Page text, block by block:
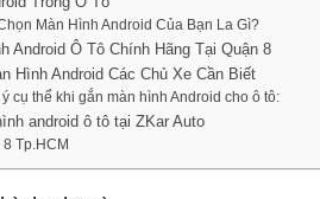
Màn Hình Android Của Bạn La Gì?
Android Ô Tô Chính Hãng Tại Quận 8
Hình Android Các Chủ Xe Cần Biết
cụ thể khi gắn màn hình Android cho ô tô:
android ô tô tại ZKar Auto
Tp.HCM